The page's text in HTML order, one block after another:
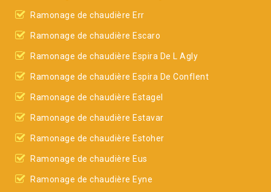
Ramonage de chaudière Err
Ramonage de chaudière Escaro
Ramonage de chaudière Espira De L Agly
Ramonage de chaudière Espira De Conflent
Ramonage de chaudière Estagel
Ramonage de chaudière Estavar
Ramonage de chaudière Estoher
Ramonage de chaudière Eus
Ramonage de chaudière Eyne